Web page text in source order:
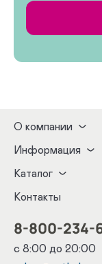
О компании
Информация
Каталог
Контакты
8-800-234-
с 8:00 до 20:00